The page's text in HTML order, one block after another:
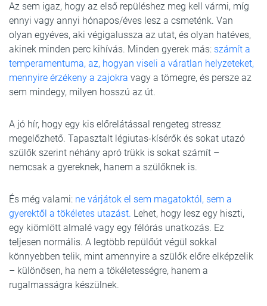
Az sem igaz, hogy az első repüléshez meg kell vármi, míg
ennyi vagy annyi hónapos/éves lesz a csmeténk. Van
olyan egyéves, aki végigalussza az utat, és olyan hatéves,
akinek minden perc kihívás. Minden gyerek más: számít a
temperamentuma, az, hogyan viseli a váratlan helyzeteket,
mennyire érzékeny a zajokra vagy a tömegre, és persze az
sem mindegy, milyen hosszú az út.
A jó hír, hogy egy kis előrelátással rengeteg stressz
megelőzhető. Tapasztalt légiutas-kísérők és sokat utazó
szülők szerint néhány apró trükk is sokat számít –
nemcsak a gyereknek, hanem a szülőknek is.
És még valami: ne várjátok el sem magatoktól, sem a
gyerektől a tökéletes utazást. Lehet, hogy lesz egy hiszti,
egy kiömlött almalé vagy egy félórás unatkozás. Ez
teljesen normális. A legtöbb repülőút végül sokkal
könnyebben telik, mint amennyire a szülők előre elképzelik
– különösen, ha nem a tökéletességre, hanem a
rugalmasságra készülnek.